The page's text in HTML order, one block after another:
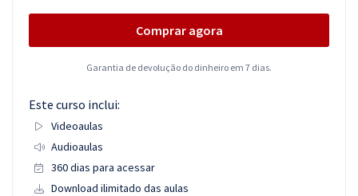
Comprar agora
Garantia de devolução do dinheiro em 7 dias.
Este curso inclui:
Videoaulas
Audioaulas
360 dias para acessar
Download ilimitado das aulas